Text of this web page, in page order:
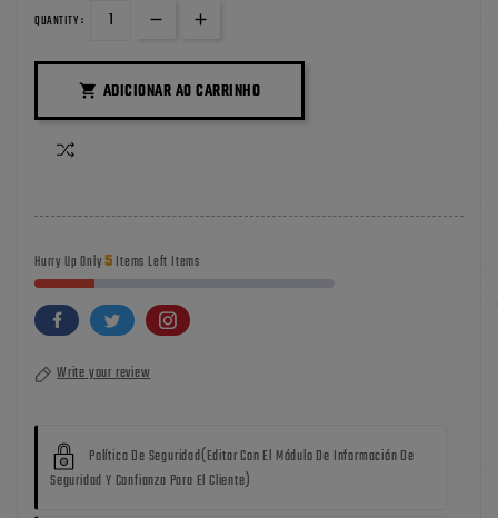
QUANTITY :
 ADICIONAR AO CARRINHO
Hurry Up Only5 Items Left Items
Write your review
Política De Seguridad(editar Con El Módulo De Información De
Seguridad Y Confianza Para El Cliente)